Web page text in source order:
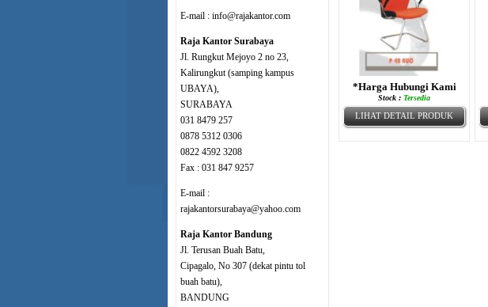
*Harga Hubungi Kami
Stock : Tersedia
LIHAT DETAIL PRODUK
E-mail : info@rajakantor.com
Raja Kantor Surabaya
Jl. Rungkut Mejoyo 2 no 23,
Kalirungkut (samping kampus
UBAYA),
SURABAYA
031 8479 257
0878 5312 0306
0822 4592 3208
Fax : 031 847 9257
E-mail :
rajakantorsurabaya@yahoo.com
Raja Kantor Bandung
Jl. Terusan Buah Batu,
Cipagalo, No 307 (dekat pintu tol
buah batu),
BANDUNG